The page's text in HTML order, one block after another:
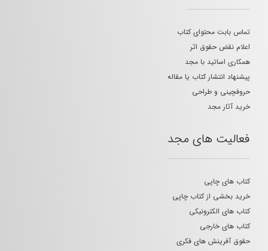
تماس بابت محتوای کتاب
اعلام نقض حقوق اثر
همکاری اساتید با مجد
پیشنهاد انتشار کتاب یا مقاله
حروفچینی و طراحی
خرید آثار مجد
فعالیت های مجد
کتاب های چاپی
خرید بخشی از کتاب چاپی
کتاب های الکترونیکی
کتاب های خارجی
حقوق آفرینش های فکری